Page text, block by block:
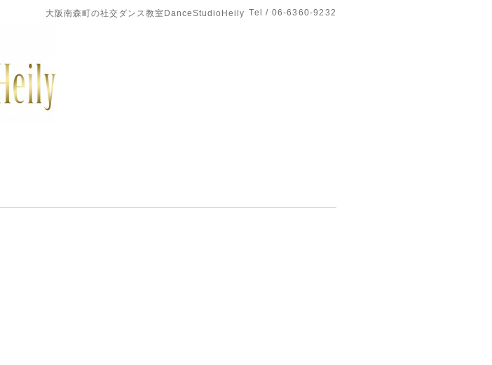
大阪南森町の社交ダンス教室DanceStudioHeily Tel / 06-6360-9232